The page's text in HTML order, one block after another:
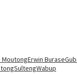
MoutongErwin Burase
SultengWabup